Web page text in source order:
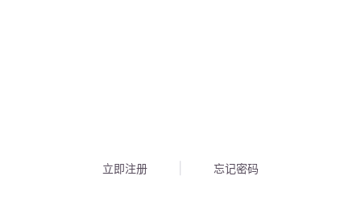
立即注册 忘记密码